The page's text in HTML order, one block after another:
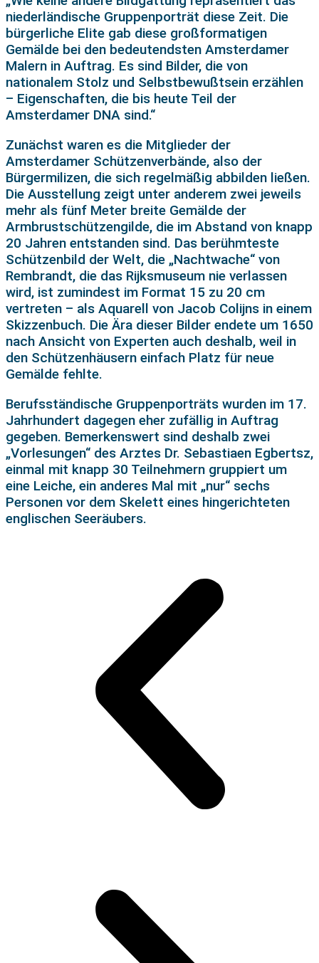
niederländische Gruppenporträt diese Zeit. Die
bürgerliche Elite gab diese großformatigen
Gemälde bei den bedeutendsten Amsterdamer
Malern in Auftrag. Es sind Bilder, die von
nationalem Stolz und Selbstbewußtsein erzählen
– Eigenschaften, die bis heute Teil der
Amsterdamer DNA sind.“
Zunächst waren es die Mitglieder der
Amsterdamer Schützenverbände, also der
Bürgermilizen, die sich regelmäßig abbilden ließen.
Die Ausstellung zeigt unter anderem zwei jeweils
mehr als fünf Meter breite Gemälde der
Armbrustschützengilde, die im Abstand von knapp
20 Jahren entstanden sind. Das berühmteste
Schützenbild der Welt, die „Nachtwache“ von
Rembrandt, die das Rijksmuseum nie verlassen
wird, ist zumindest im Format 15 zu 20 cm
vertreten – als Aquarell von Jacob Colijns in einem
Skizzenbuch. Die Ära dieser Bilder endete um 1650
nach Ansicht von Experten auch deshalb, weil in
den Schützenhäusern einfach Platz für neue
Gemälde fehlte.
Berufsständische Gruppenporträts wurden im 17.
Jahrhundert dagegen eher zufällig in Auftrag
gegeben. Bemerkenswert sind deshalb zwei
„Vorlesungen“ des Arztes Dr. Sebastiaen Egbertsz,
einmal mit knapp 30 Teilnehmern gruppiert um
eine Leiche, ein anderes Mal mit „nur“ sechs
Personen vor dem Skelett eines hingerichteten
englischen Seeräubers.